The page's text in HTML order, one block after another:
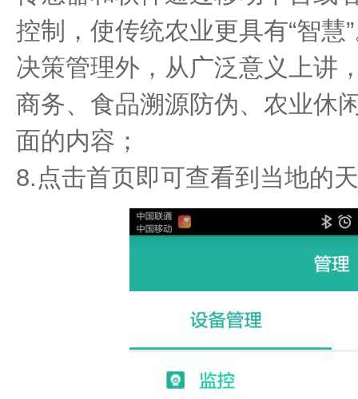
控制，使传统农业更具有“智慧
决策管理外，从广泛意义上讲
商务、食品溯源防伪、农业休
面的内容；
8.点击首页即可查看到当地的